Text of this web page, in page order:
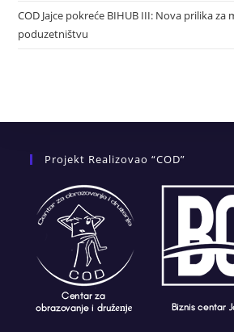
COD Jajce pokreće BIHUB III: Nova prilika za
poduzetništvu
Projekt Realizovao “COD”